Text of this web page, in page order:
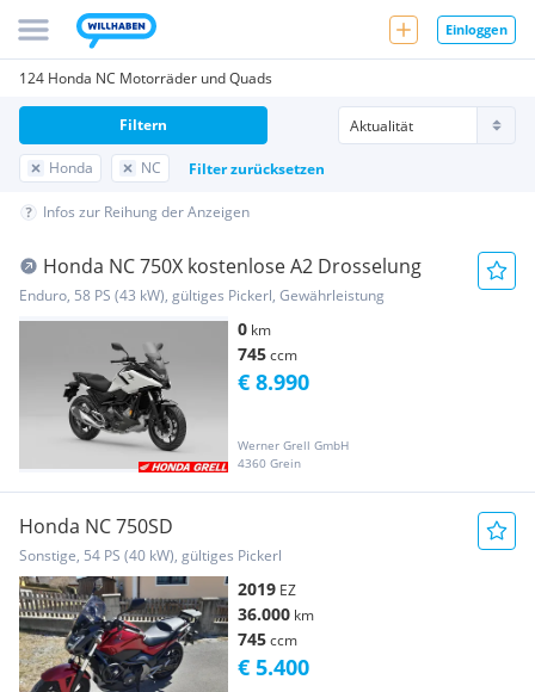
Einloggen
124 Honda NC Motorräder und Quads
Honda NC Filter zurücksetzen
Filtern
Infos zur Reihung der Anzeigen
Honda NC 750X kostenlose A2 Drosselung
Enduro, 58 PS (43 kW), gültiges Pickerl, Gewährleistung
0 km
745ccm
Werner Grell GmbH
4360 Grein
€ 8.990
Honda NC 750SD
Sonstige, 54 PS (40 kW), gültiges Pickerl
2019 EZ
36.000 km
745ccm
€ 5.400